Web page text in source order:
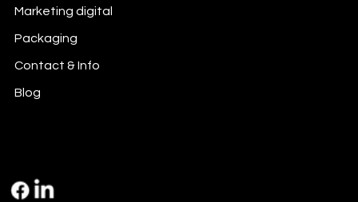
Marketing digital
Packaging
Contact & Info
Blog